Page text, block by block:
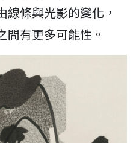
條與光影的變化，
間有更多可能性。